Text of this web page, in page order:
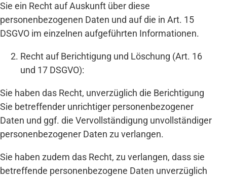
Sie ein Recht auf Auskunft über diese
personenbezogenen Daten und auf die in Art. 15
DSGVO im einzelnen aufgeführten Informationen.
Recht auf Berichtigung und Löschung (Art. 16
und 17 DSGVO):
Sie haben das Recht, unverzüglich die Berichtigung
Sie betreffender unrichtiger personenbezogener
Daten und ggf. die Vervollständigung unvollständiger
personenbezogener Daten zu verlangen.
Sie haben zudem das Recht, zu verlangen, dass sie
betreffende personenbezogene Daten unverzüglich